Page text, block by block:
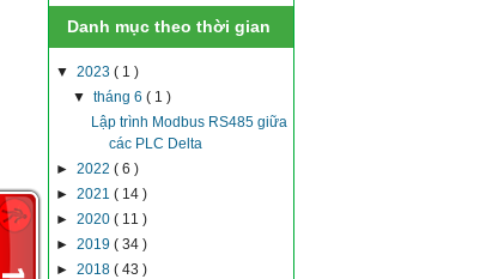
Danh mục theo thời gian
▼ 2023 ( 1 )
▼ tháng 6 ( 1 )
Lập trình Modbus RS485 giữa
các PLC Delta
► 2022 ( 6 )
► 2021 ( 14 )
► 2020 ( 11 )
► 2019 ( 34 )
► 2018 ( 43 )